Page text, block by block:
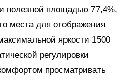
полезной площадью 77,4%,
места для отображения
яркости 1500
регулировки
просматривать